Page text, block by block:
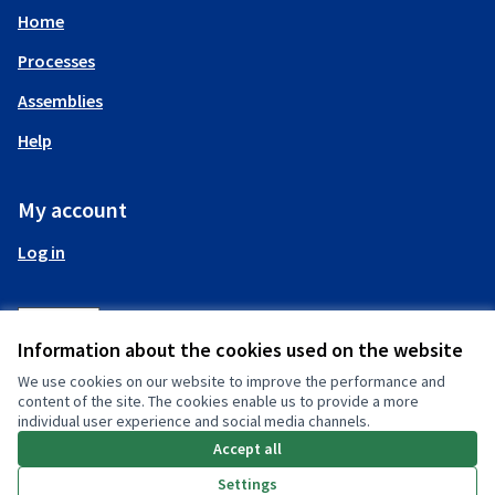
Information about the cookies used on the website
We use cookies on our website to improve the performance and
content of the site. The cookies enable us to provide a more
individual user experience and social media channels.
Accept all
Settings
Home
Processes
Assemblies
Help
My account
Log in
(External link)
(External link)